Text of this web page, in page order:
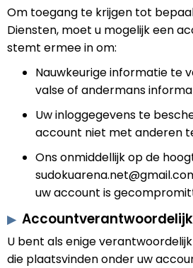
Om toegang te krijgen tot
Diensten, moet u mogelijk een
stemt ermee in om:
Nauwkeurige informatie te
valse of andermans
Uw inloggegevens te
account niet met anderen
Ons onmiddellijk op de
uw account is
U bent als enige
die plaatsvinden onder uw